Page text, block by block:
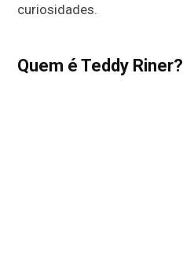
curiosidades.
Quem é Teddy Riner?